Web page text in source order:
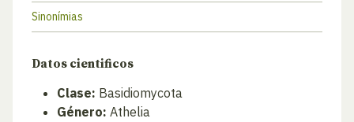
Sinonímias
Datos cientificos
Clase: Basidiomycota
Género: Athelia